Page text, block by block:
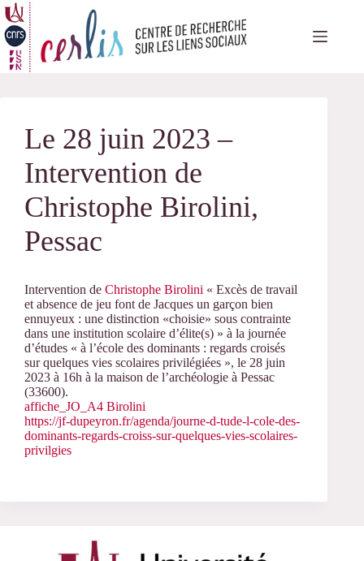
Passer
au
contenu
Le 28 juin 2023 –
Intervention de
Christophe Birolini,
Pessac
Intervention de Christophe Birolini « Excès de travail
et absence de jeu font de Jacques un garçon bien
ennuyeux : une distinction «choisie» sous contrainte
dans une institution scolaire d’élite(s) » à la journée
d’études « à l’école des dominants : regards croisés
sur quelques vies scolaires privilégiées », le 28 juin
2023 à 16h à la maison de l’archéologie à Pessac
(33600).
affiche_JO_A4 Birolini
https://jf-dupeyron.fr/agenda/journe-d-tude-l-cole-des-
dominants-regards-croiss-sur-quelques-vies-scolaires-
privilgies